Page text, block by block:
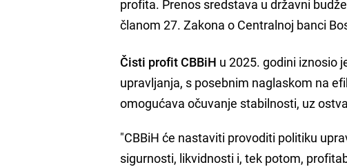
profita. Prenos sredstava u državni
članom 27. Zakona o Centralnoj banci
Čisti profit CBBiH u 2025. godini iznosio
upravljanja, s posebnim naglaskom na
omogućava očuvanje stabilnosti, uz
"CBBiH će nastaviti provoditi politiku
sigurnosti, likvidnosti i, tek potom,